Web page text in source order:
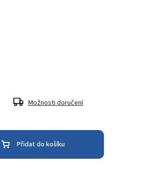
Možnosti doručení
Přidat do košíku